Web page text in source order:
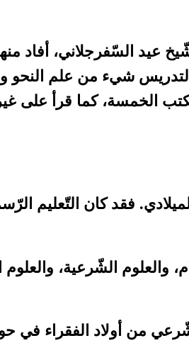
عيد السّفرجلاني، أفاد
لتدريس شيء من علم
الخمسة، كما قرأ على
فقد كان التّعليم
والعلوم الشّرعية، والعلوم
من أولاد الفقراء في